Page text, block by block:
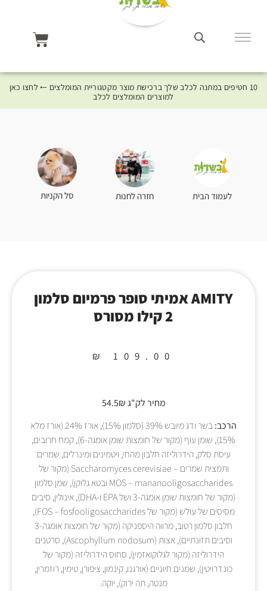
10 חטיפים במתנה לכלב שלך ברכישת מוצר מקטגוריית המומלצים ⤎ לחצו כאן
למוצרים המומלצים לכלב
לעמוד הבית חזרה לחנות סל הקניות
AMITY אמיתי סופר פרמיום סלמון
2 קילו מסורס
₪ 109.00
מחיר לק"ג 54.5₪
הרכב:
בשר ודג מיובש 39% (סלמון 15%), אורז 24% (אורז מלא
15%), שומן עוף (מקור של חומצות שומן אומגה-6), קמח חרובים,
עיסת סלק, הידרוליזה חלבון מהחי, ויטמינים ומינרלים, שמרים
ותמצית שמרים – Saccharomyces cerevisiae (מקור של
MOS – mananooligosaccharides ובטא גלוקן), שמן סלמון
(מקור של חומצות שומן אומגה-3 ושל EPA ו-DHA), אינולין, סיבים
מסיסים של עולש (מקור של FOS – fosfooligosaccharides),
חלבון סלמון רטוב, מרווה היספניקה (מקור של חומצות אומגה-3
וסיבים תזונתיים), אצות (Ascophyllum nodosum), סרטנים
הידרוליזה (מקור לגלוקואזמין), סחוס הידרוליזה (מקור של
כונדרויטין), שמנים חיוניים (אורגנו, קינמון, ציפורן, טימין, רוזמרין,
מנטה, תה ירוק), יוקה.